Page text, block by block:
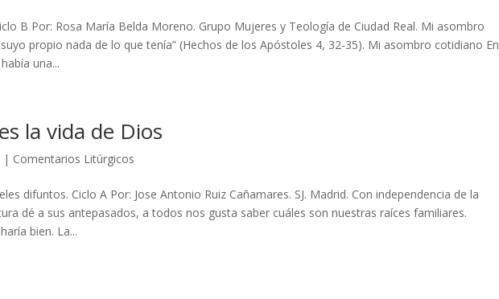
B Por: Rosa María Belda Moreno. Grupo Mujeres y Teología de Ciudad Real. Mi asombro
propio nada de lo que tenía” (Hechos de los Apóstoles 4, 32-35). Mi asombro cotidiano En
una...
la vida de Dios
| Comentarios Litúrgicos
difuntos. Ciclo A Por: Jose Antonio Ruiz Cañamares. SJ. Madrid. Con independencia de la
dé a sus antepasados, a todos nos gusta saber cuáles son nuestras raíces familiares.
bien. La...